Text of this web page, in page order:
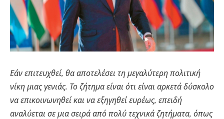
Εάν επιτευχθεί, θα αποτελέσει τη μεγαλύτερη πολιτική
νίκη μιας γενιάς. Το ζήτημα είναι ότι είναι αρκετά δύσκολο
να επικοινωνηθεί και να εξηγηθεί ευρέως, επειδή
αναλύεται σε μια σειρά από πολύ τεχνικά ζητήματα, όπως